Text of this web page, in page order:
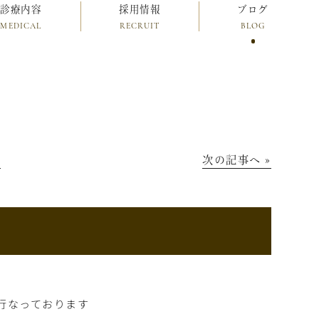
診療内容
MEDICAL
採用情報
RECRUIT
ブログ
BLOG
次の記事へ »
なっております